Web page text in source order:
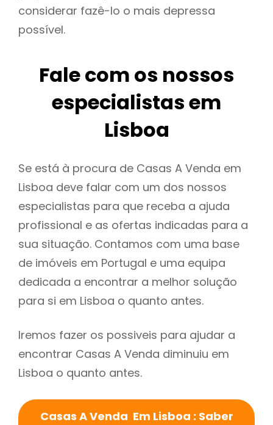
considerar fazê-lo o mais depressa
possível.
Fale com os nossos
especialistas em
Lisboa
Se está à procura de Casas A Venda em
Lisboa deve falar com um dos nossos
especialistas para que receba a ajuda
profissional e as ofertas indicadas para a
sua situação. Contamos com uma base
de imóveis em Portugal e uma equipa
dedicada a encontrar a melhor solução
para si em Lisboa o quanto antes.
Iremos fazer os possiveis para ajudar a
encontrar Casas A Venda diminuiu em
Lisboa o quanto antes.
Casas A Venda Em Lisboa : Saber